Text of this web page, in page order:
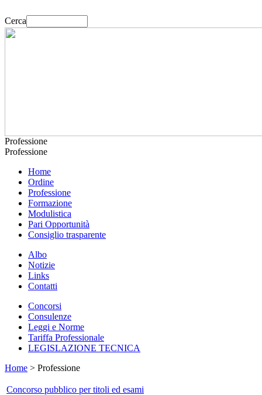
Cerca
Professione
Professione
Home
Ordine
Professione
Formazione
Modulistica
Pari Opportunità
Consiglio trasparente
Albo
Notizie
Links
Contatti
Concorsi
Consulenze
Leggi e Norme
Tariffa Professionale
LEGISLAZIONE TECNICA
Home > Professione
Concorso pubblico per titoli ed esami